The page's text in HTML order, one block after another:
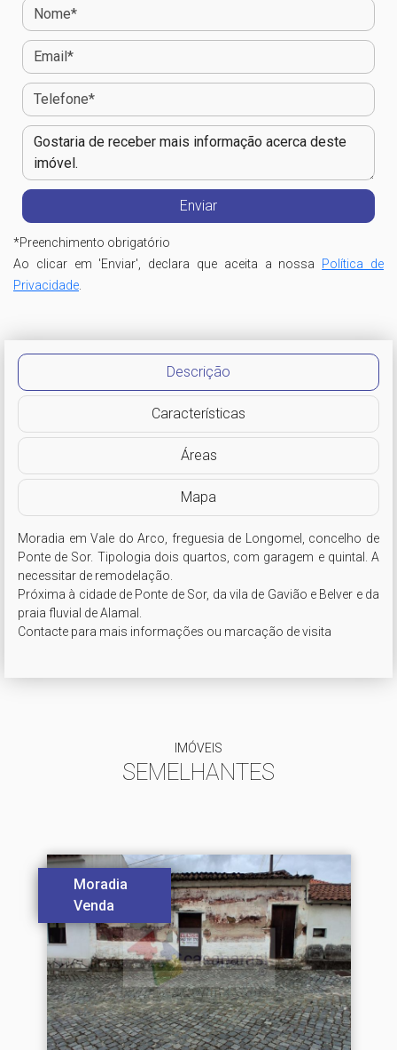
*Preenchimento obrigatório
Ao clicar em 'Enviar', declara que aceita a nossa Política de
Privacidade.
Descrição
Características
Áreas
Mapa
Moradia em Vale do Arco, freguesia de Longomel, concelho de
Ponte de Sor. Tipologia dois quartos, com garagem e quintal. A
necessitar de remodelação.
Próxima à cidade de Ponte de Sor, da vila de Gavião e Belver e da
praia fluvial de Alamal.
Contacte para mais informações ou marcação de visita
IMÓVEIS
SEMELHANTES
Moradia
Venda